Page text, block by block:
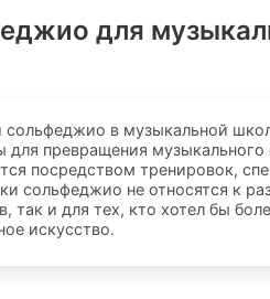
для
в музыкальной
превращения
посредством тренировок,
сольфеджио не относятся к
и для тех, кто хотел бы
искусство.